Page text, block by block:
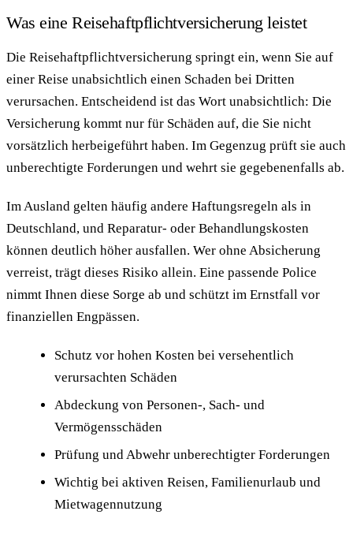
Was eine Reisehaftpflichtversicherung leistet
Die Reisehaftpflichtversicherung springt ein, wenn Sie auf
einer Reise unabsichtlich einen Schaden bei Dritten
verursachen. Entscheidend ist das Wort unabsichtlich: Die
Versicherung kommt nur für Schäden auf, die Sie nicht
vorsätzlich herbeigeführt haben. Im Gegenzug prüft sie auch
unberechtigte Forderungen und wehrt sie gegebenenfalls ab.
Im Ausland gelten häufig andere Haftungsregeln als in
Deutschland, und Reparatur- oder Behandlungskosten
können deutlich höher ausfallen. Wer ohne Absicherung
verreist, trägt dieses Risiko allein. Eine passende Police
nimmt Ihnen diese Sorge ab und schützt im Ernstfall vor
finanziellen Engpässen.
Schutz vor hohen Kosten bei versehentlich
verursachten Schäden
Abdeckung von Personen-, Sach- und
Vermögensschäden
Prüfung und Abwehr unberechtigter Forderungen
Wichtig bei aktiven Reisen, Familienurlaub und
Mietwagennutzung